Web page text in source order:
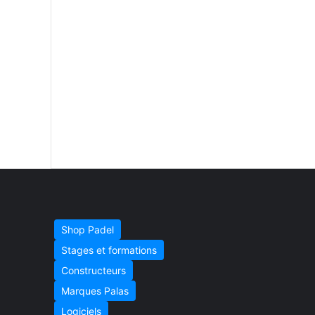
Shop Padel
Stages et formations
Constructeurs
Marques Palas
Logiciels